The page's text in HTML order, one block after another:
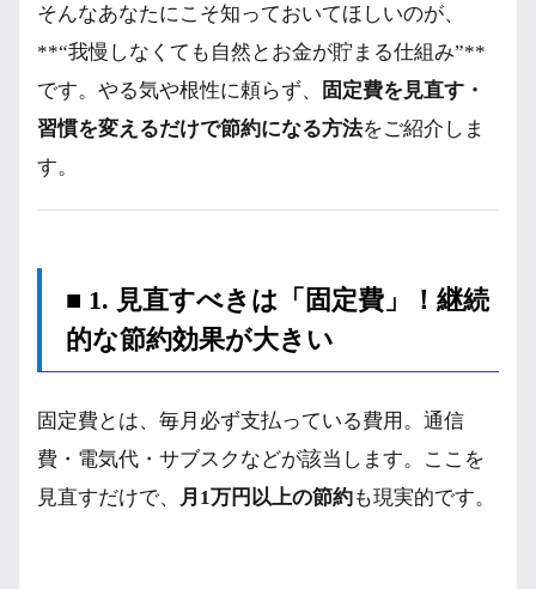
そんなあなたにこそ知っておいてほしいのが、
**“我慢しなくても自然とお金が貯まる仕組み”**
です。やる気や根性に頼らず、
固定費を見直す・
習慣を変えるだけで節約になる方法をご紹介しま
す。
■ 1. 見直すべきは「固定費」！継続
的な節約効果が大きい
固定費とは、毎月必ず支払っている費用。通信
費・電気代・サブスクなどが該当します。ここを
見直すだけで、
月1万円以上の節約も現実的です。